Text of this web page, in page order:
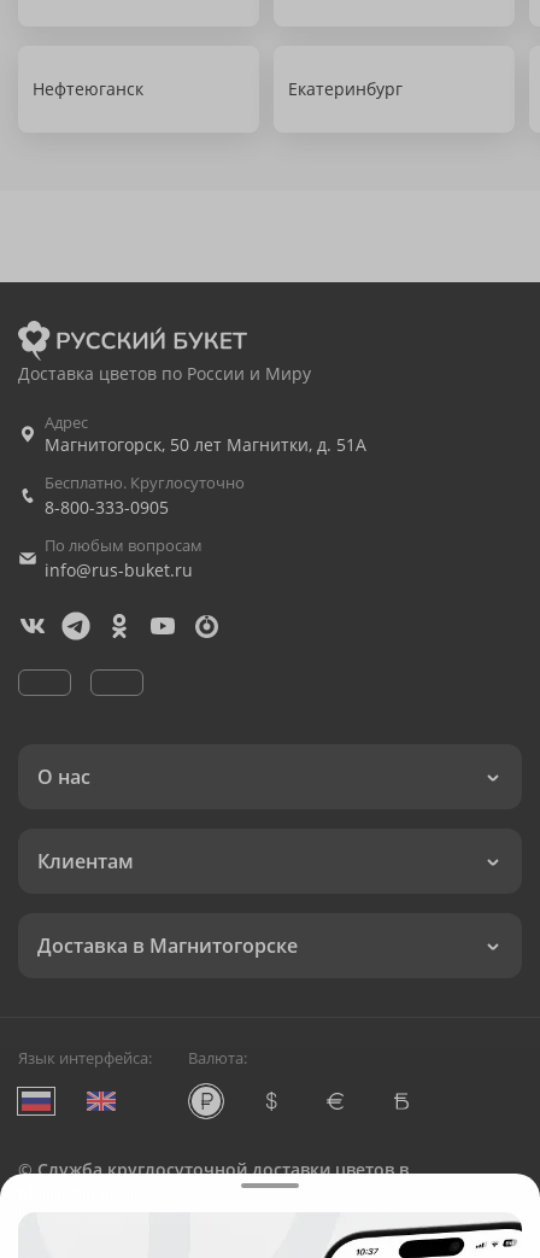
Нефтеюганск Екатеринбург
Доставка цветов по России и Миру
Адрес
Магнитогорск, 50 лет Магнитки, д. 51А
Бесплатно. Круглосуточно
8-800-333-0905
По любым вопросам
info@rus-buket.ru
О нас
Клиентам
Доставка в Магнитогорске
Язык интерфейса: Валюта:
©Служба круглосуточной доставки цветов в
Русский Букет, 2026